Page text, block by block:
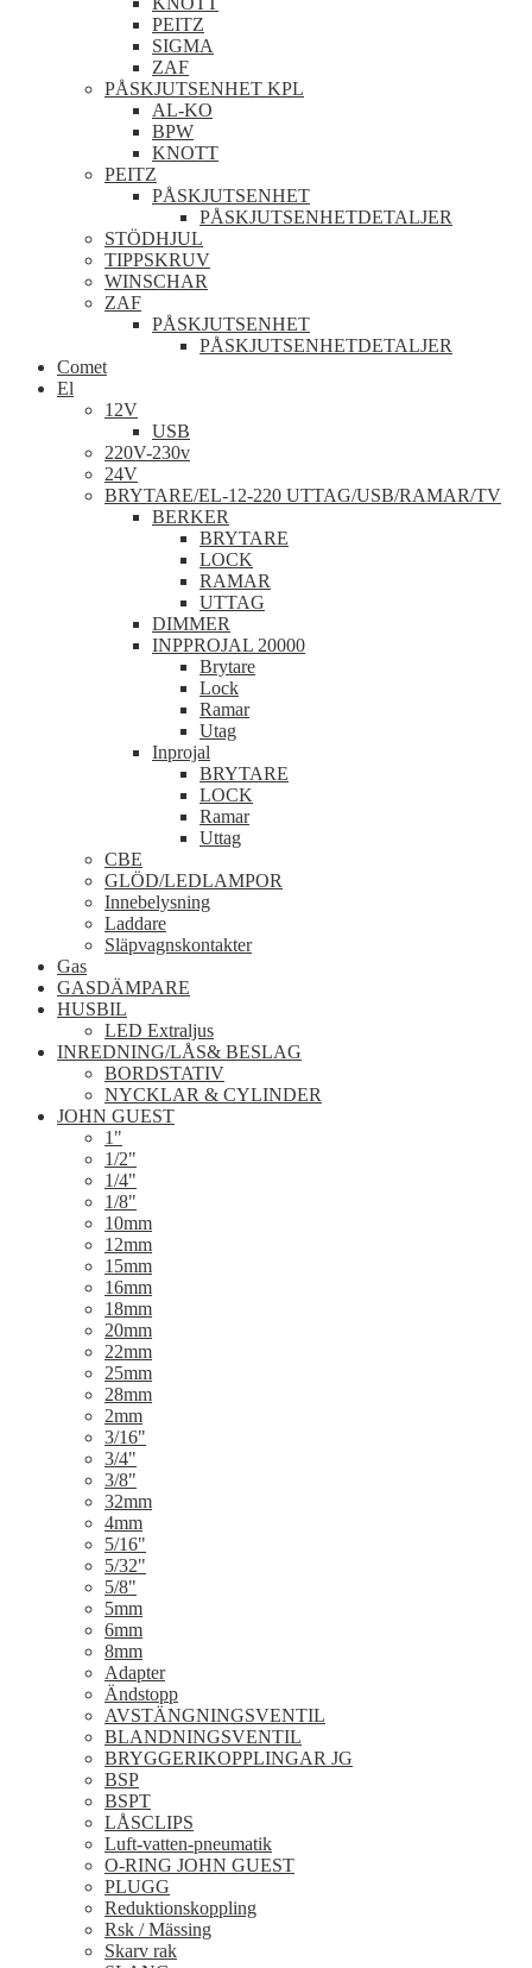
PEITZ
SIGMA
ZAF
PÅSKJUTSENHET KPL
AL-KO
BPW
KNOTT
PEITZ
PÅSKJUTSENHET
PÅSKJUTSENHETDETALJER
STÖDHJUL
TIPPSKRUV
WINSCHAR
ZAF
PÅSKJUTSENHET
PÅSKJUTSENHETDETALJER
Comet
El
12V
USB
220V-230v
24V
BRYTARE/EL-12-220 UTTAG/USB/RAMAR/TV
BERKER
BRYTARE
LOCK
RAMAR
UTTAG
DIMMER
INPPROJAL 20000
Brytare
Lock
Ramar
Utag
Inprojal
BRYTARE
LOCK
Ramar
Uttag
CBE
GLÖD/LEDLAMPOR
Innebelysning
Laddare
Släpvagnskontakter
Gas
GASDÄMPARE
HUSBIL
LED Extraljus
INREDNING/LÅS& BESLAG
BORDSTATIV
NYCKLAR & CYLINDER
JOHN GUEST
1"
1/2"
1/4"
1/8"
10mm
12mm
15mm
16mm
18mm
20mm
22mm
25mm
28mm
2mm
3/16"
3/4"
3/8"
32mm
4mm
5/16"
5/32"
5/8"
5mm
6mm
8mm
Adapter
Ändstopp
AVSTÄNGNINGSVENTIL
BLANDNINGSVENTIL
BRYGGERIKOPPLINGAR JG
BSP
BSPT
LÅSCLIPS
Luft-vatten-pneumatik
O-RING JOHN GUEST
PLUGG
Reduktionskoppling
Rsk / Mässing
Skarv rak